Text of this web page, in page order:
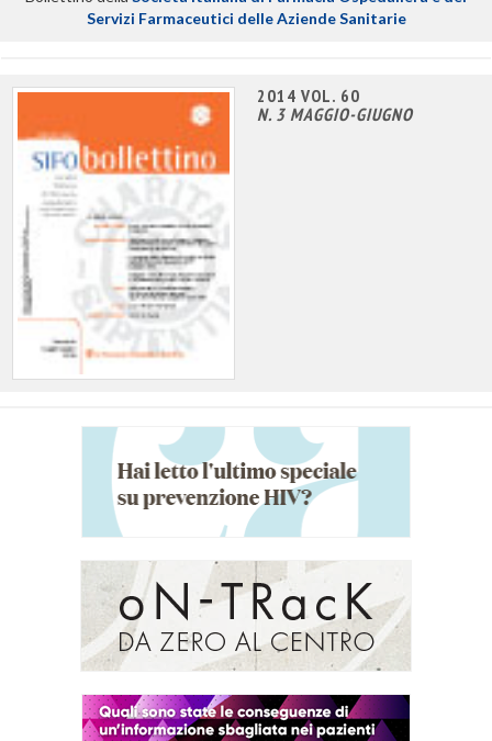
Servizi Farmaceutici delle Aziende Sanitarie
2014 VOL. 60
N. 3 MAGGIO-GIUGNO